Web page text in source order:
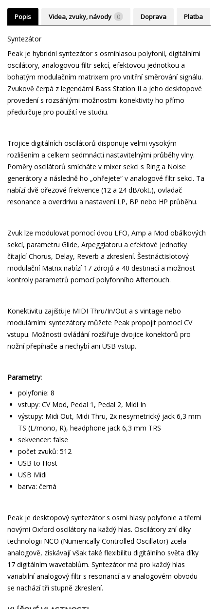
Popis Videa, zvuky, návody 0 Doprava Platba
Syntezátor
Peak je hybridní syntezátor s osmihlasou polyfonií, digitálními
oscilátory, analogovou filtr sekcí, efektovou jednotkou a
bohatým modulačním matrixem pro vnitřní směrování signálu.
Zvukově čerpá z legendární Bass Station II a jeho desktopové
provedení s rozsáhlými možnostmi konektivity ho přímo
předurčuje pro použití ve studiu.
Trojice digitálních oscilátorů disponuje velmi vysokým
rozlišením a celkem sedmnácti nastavitelnými průběhy vlny.
Poměry oscilátorů smícháte v mixer sekci s Ring a Noise
generátory a následně ho „ohřejete“ v analogové filtr sekci. Ta
nabízí dvě ořezové frekvence (12 a 24 dB/okt.), ovladač
resonance a overdrivu a nastavení LP, BP nebo HP průběhu.
Zvuk lze modulovat pomocí dvou LFO, Amp a Mod obálkových
sekcí, parametru Glide, Arpeggiatoru a efektové jednotky
čítající Chorus, Delay, Reverb a zkreslení. Šestnáctislotový
modulační Matrix nabízí 17 zdrojů a 40 destinací a možnost
kontroly parametrů pomocí polyfonního Aftertouch.
Konektivitu zajišťuje MIDI Thru/In/Out a s vintage nebo
modulárními syntezátory můžete Peak propojit pomocí CV
vstupu. Možnosti ovládání rozšiřuje dvojice konektorů pro
nožní přepínače a nechybí ani USB vstup.
Parametry:
polyfonie: 8
vstupy: CV Mod, Pedal 1, Pedal 2, Midi In
výstupy: Midi Out, Midi Thru, 2x nesymetrický jack 6,3 mm
TS (L/mono, R), headphone jack 6,3 mm TRS
sekvencer: false
počet zvuků: 512
USB to Host
USB Midi
barva: černá
Peak je desktopový syntezátor s osmi hlasy polyfonie a třemi
novými Oxford oscilátory na každý hlas. Oscilátory zní díky
technologii NCO (Numerically Controlled Oscillator) zcela
analogově, získávají však také flexibilitu digitálního světa díky
17 digitálním wavetablům. Syntezátor má pro každý hlas
variabilní analogový filtr s resonancí a v analogovém obvodu
se nachází tři stupně zkreslení.